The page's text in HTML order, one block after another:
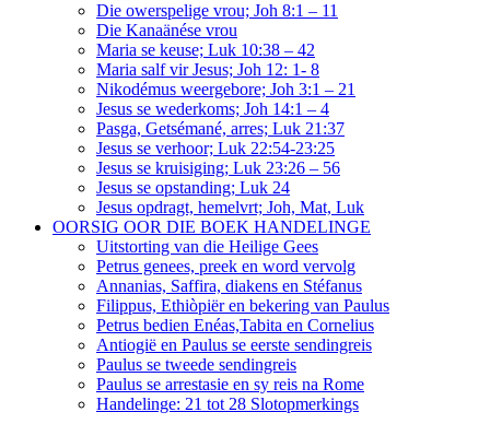
Die owerspelige vrou; Joh 8:1 – 11
Die Kanaänése vrou
Maria se keuse; Luk 10:38 – 42
Maria salf vir Jesus; Joh 12: 1- 8
Nikodémus weergebore; Joh 3:1 – 21
Jesus se wederkoms; Joh 14:1 – 4
Pasga, Getsémané, arres; Luk 21:37
Jesus se verhoor; Luk 22:54-23:25
Jesus se kruisiging; Luk 23:26 – 56
Jesus se opstanding; Luk 24
Jesus opdragt, hemelvrt; Joh, Mat, Luk
OORSIG OOR DIE BOEK HANDELINGE
Uitstorting van die Heilige Gees
Petrus genees, preek en word vervolg
Annanias, Saffira, diakens en Stéfanus
Filippus, Ethiòpiër en bekering van Paulus
Petrus bedien Enéas,Tabita en Cornelius
Antiogië en Paulus se eerste sendingreis
Paulus se tweede sendingreis
Paulus se arrestasie en sy reis na Rome
Handelinge: 21 tot 28 Slotopmerkings